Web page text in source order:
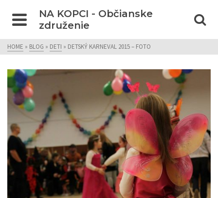
NA KOPCI - Občianske
združenie
HOME » BLOG » DETI » DETSKÝ KARNEVAL 2015 – FOTO